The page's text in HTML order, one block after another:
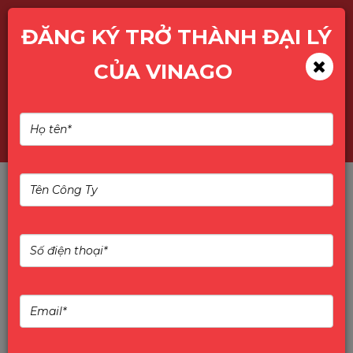
ĐĂNG KÝ TRỞ THÀNH ĐẠI LÝ
CỦA VINAGO